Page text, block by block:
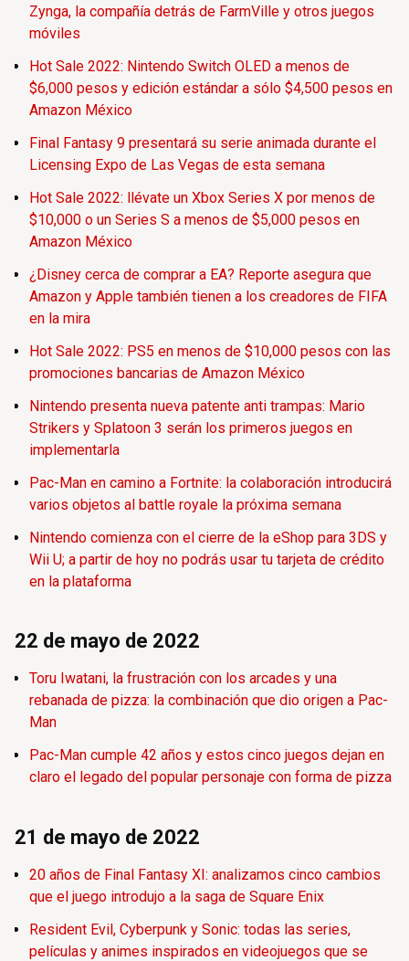
Zynga, la compañía detrás de FarmVille y otros juegos
móviles
Hot Sale 2022: Nintendo Switch OLED a menos de
$6,000 pesos y edición estándar a sólo $4,500 pesos en
Amazon México
Final Fantasy 9 presentará su serie animada durante el
Licensing Expo de Las Vegas de esta semana
Hot Sale 2022: llévate un Xbox Series X por menos de
$10,000 o un Series S a menos de $5,000 pesos en
Amazon México
¿Disney cerca de comprar a EA? Reporte asegura que
Amazon y Apple también tienen a los creadores de FIFA
en la mira
Hot Sale 2022: PS5 en menos de $10,000 pesos con las
promociones bancarias de Amazon México
Nintendo presenta nueva patente anti trampas: Mario
Strikers y Splatoon 3 serán los primeros juegos en
implementarla
Pac-Man en camino a Fortnite: la colaboración introducirá
varios objetos al battle royale la próxima semana
Nintendo comienza con el cierre de la eShop para 3DS y
Wii U; a partir de hoy no podrás usar tu tarjeta de crédito
en la plataforma
22 de mayo de 2022
Toru Iwatani, la frustración con los arcades y una
rebanada de pizza: la combinación que dio origen a Pac-
Man
Pac-Man cumple 42 años y estos cinco juegos dejan en
claro el legado del popular personaje con forma de pizza
21 de mayo de 2022
20 años de Final Fantasy XI: analizamos cinco cambios
que el juego introdujo a la saga de Square Enix
Resident Evil, Cyberpunk y Sonic: todas las series,
películas y animes inspirados en videojuegos que se